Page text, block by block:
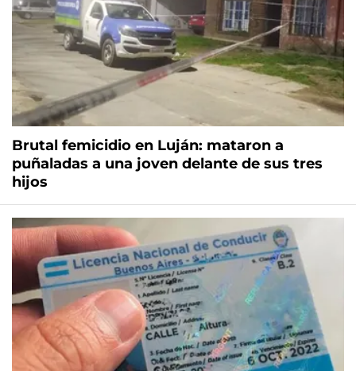
Brutal femicidio en Luján: mataron a
puñaladas a una joven delante de sus tres
hijos